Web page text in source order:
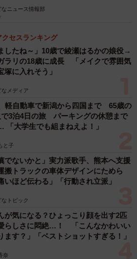
＠shiory.shさん）
った瞬間、画面は22年前である平
ります。同じポーズで写真に写っ
肌でタンクトップを着ている、当
だいの姿…！今と変わらない整った
」という声が寄せられるほど。
るじゅうたんは、22年前から同じ
こと。変わったものと変わらない
は、ずっと続くきょうだいの絆が
なニュース情報部
クセスランキング
したね～」10歳で綾瀬はるかの娘役→
ラリの18歳に成長 「メイクで雰囲気
塚に入れそう」
なメディア
軽自動車で新潟から四国まで 65歳の
で3泊4日の旅 パーキングの休憩まで
「大学生でも組まねえよ！」
と子
でないかと」実力派歌手、熊本へ支援
トラックの車体デザインにためら
ほど伝わる」「行動され立派」
なトピック
が気になる？ひょっこり顔を出す2匹
らしさに悶絶…！ 「こんなかわいい
ます？」「ベストショットすぎる！」
奈